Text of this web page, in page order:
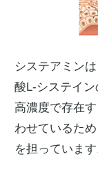
システアミン
酸L-システイ
高濃度で存在
わせているため
を担っています